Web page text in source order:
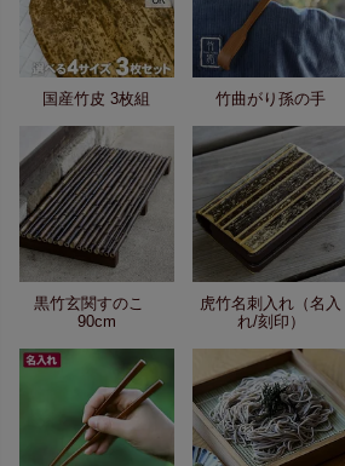
国産竹皮 3枚組 竹曲がり孫の手
黒竹玄関すのこ
90cm
虎竹名刺入れ（名入
れ/刻印）